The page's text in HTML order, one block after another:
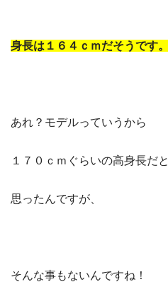
身長は１６４ｃｍだそうです。
あれ？モデルっていうから
１７０ｃｍぐらいの高身長だと
思ったんですが、
そんな事もないんですね！